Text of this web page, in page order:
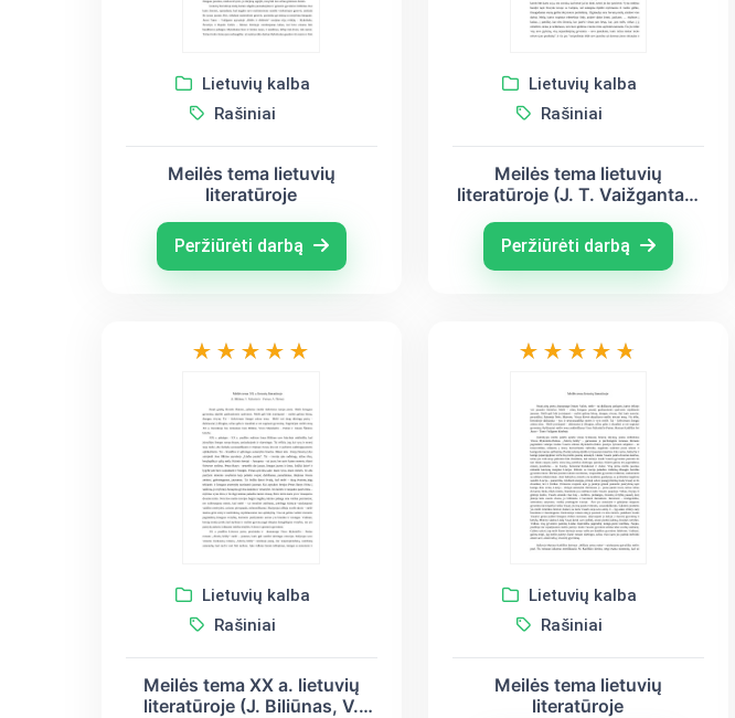
Lietuvių kalba
Rašiniai
Meilės tema lietuvių
literatūroje
Peržiūrėti darbą
Lietuvių kalba
Rašiniai
Meilės tema lietuvių
literatūroje (J. T. Vaižgantas,
Peržiūrėti darbą
Lietuvių kalba
Rašiniai
Meilės tema XX a. lietuvių
literatūroje (J. Biliūnas, V.
Lietuvių kalba
Rašiniai
Meilės tema lietuvių
literatūroje